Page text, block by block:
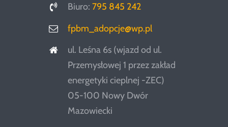
Biuro:795 845 242
fpbm_adopcje@wp.pl
ul. Leśna 6s (wjazd od ul.
Przemysłowej 1 przez zakład
energetyki cieplnej -ZEC)
05-100 Nowy Dwór
Mazowiecki